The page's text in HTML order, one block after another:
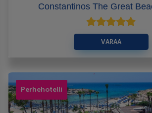
Constantinos The Great
VARAA
Perhehotelli